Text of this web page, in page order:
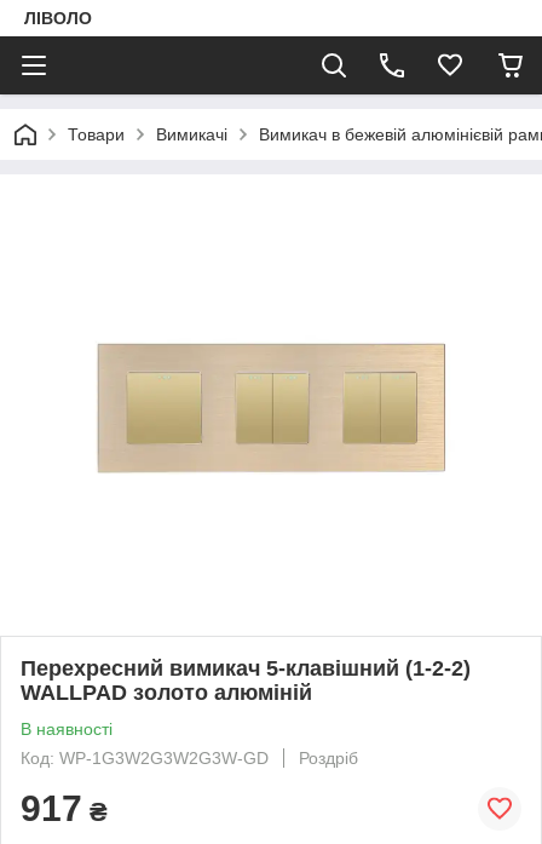
ЛІВОЛО
Товари Вимикачі Вимикач в бежевій алюмінієвій
Перехресний вимикач 5-клавішний (1-2-2)
WALLPAD золото алюміній
В наявності
Код: WP-1G3W2G3W2G3W-GD
Роздріб
917 ₴